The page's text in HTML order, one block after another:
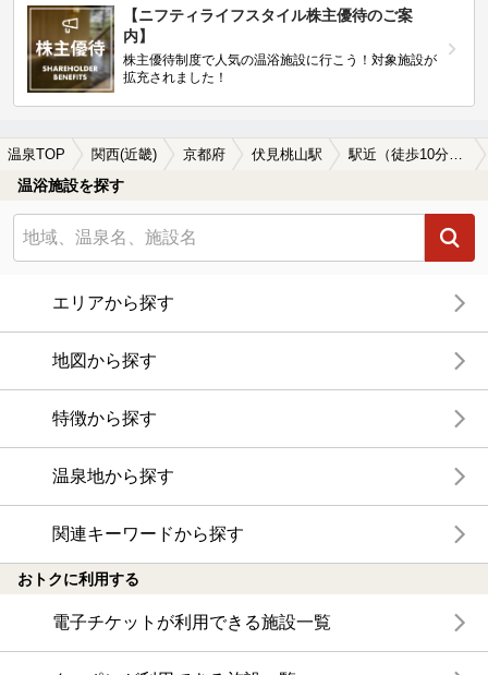
【ニフティライフスタイル株主優待のご案
内】
株主優待制度で人気の温浴施設に行こう！対象施設が
拡充されました！
温泉TOP 関西(近畿) 京都府 伏見桃山駅 駅近（徒歩10分以内）の伏見桃山駅近くの温泉、日帰り温泉、スーパー銭湯おすすめ
温浴施設を探す
エリアから探す
地図から探す
特徴から探す
温泉地から探す
関連キーワードから探す
おトクに利用する
電子チケットが利用できる施設一覧